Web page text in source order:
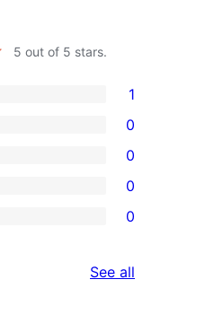
5 out of 5 stars.
1
0
0
0
0
See all